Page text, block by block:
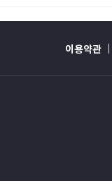
이용약관